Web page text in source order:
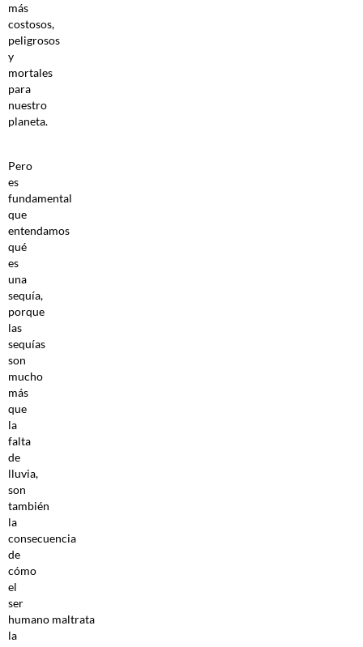
más
costosos,
peligrosos
y
mortales
para
nuestro
planeta.
Pero
es
fundamental
que
entendamos
qué
es
una
sequía,
porque
las
sequías
son
mucho
más
que
la
falta
de
lluvia,
son
también
la
consecuencia
de
cómo
el
ser
humano maltrata
la